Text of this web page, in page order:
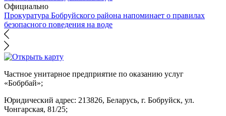
Официально
Прокуратура Бобруйского района напоминает о правилах
безопасного поведения на воде
Частное унитарное предприятие по оказанию услуг
«Бобрбай»;
Юридический адрес: 213826, Беларусь, г. Бобруйск, ул.
Чонгарская, 81/25;